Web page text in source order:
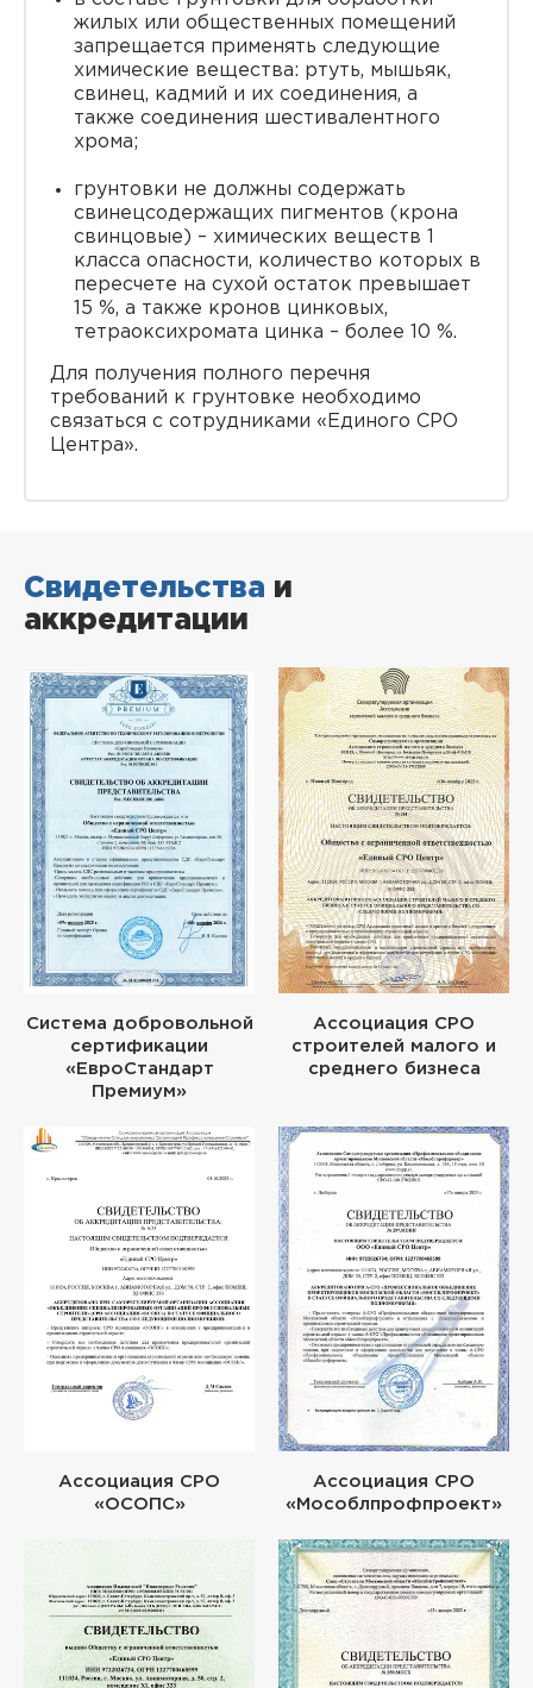
жилых или общественных помещений
запрещается применять следующие
химические вещества: ртуть, мышьяк,
свинец, кадмий и их соединения, а
также соединения шестивалентного
хрома;
грунтовки не должны содержать
свинецсодержащих пигментов (крона
свинцовые) – химических веществ 1
класса опасности, количество которых в
пересчете на сухой остаток превышает
15 %, а также кронов цинковых,
тетраоксихромата цинка – более 10 %.
Для получения полного перечня
требований к грунтовке необходимо
связаться с сотрудниками «Единого СРО
Центра».
Свидетельства и
аккредитации
Система добровольной
сертификации
«ЕвроСтандарт
Премиум»
Ассоциация СРО
строителей малого и
среднего бизнеса
Ассоциация СРО
«ОСОПС»
Ассоциация СРО
«Мособлпрофпроект»